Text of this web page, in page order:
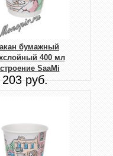
бумажный
400 мл
SaaMi
203 руб.